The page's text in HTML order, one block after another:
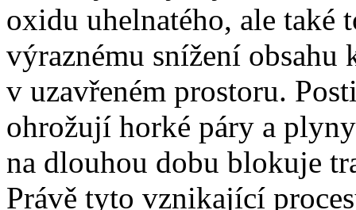
oxidu uhelnatého, ale
výraznému snížení
v uzavřeném prostoru.
ohrožují horké páry a
na dlouhou dobu blokuje
Právě tyto vznikající